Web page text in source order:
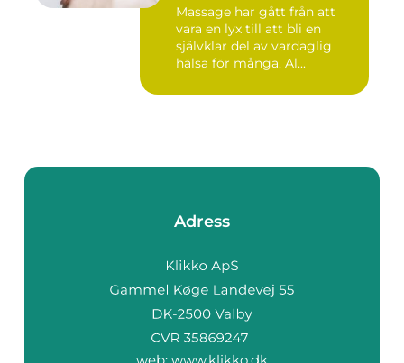
Massage har gått från att
vara en lyx till att bli en
självklar del av vardaglig
hälsa för många. Al...
Adress